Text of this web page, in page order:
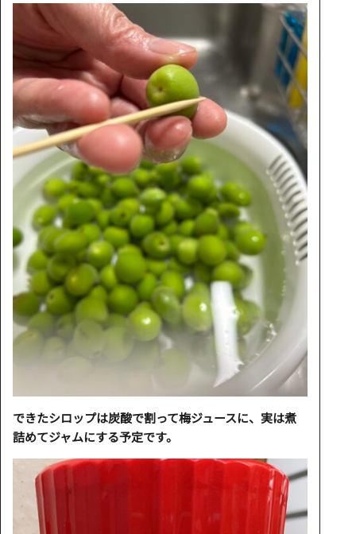
できたシロップは炭酸で割って梅ジュースに、実は煮
詰めてジャムにする予定です。